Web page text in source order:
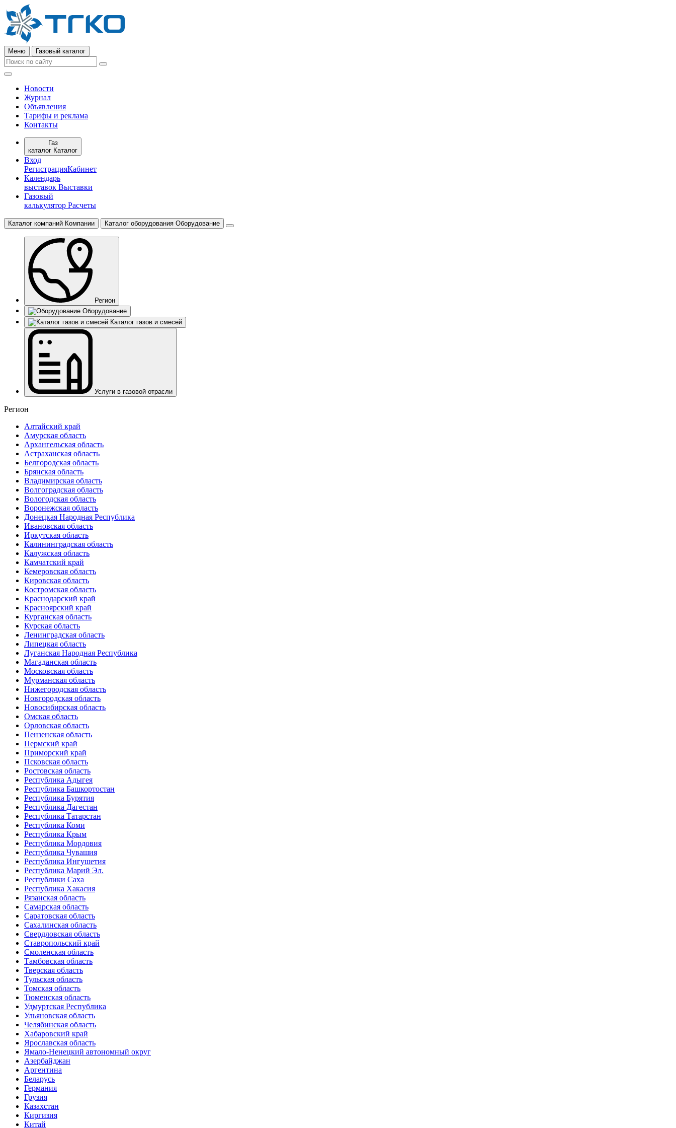
Меню Газовый каталог
Новости
Журнал
Объявления
Тарифы и реклама
Контакты
Газ
каталог Каталог
Вход
РегистрацияКабинет
Календарь
выставок Выставки
Газовый
калькулятор Расчеты
Каталог компаний Компании Каталог оборудования Оборудование
Регион
Оборудование
Каталог газов и смесей
Услуги в газовой отрасли
Регион
Алтайский край
Амурская область
Архангельская область
Астраханская область
Белгородская область
Брянская область
Владимирская область
Волгоградская область
Вологодская область
Воронежская область
Донецкая Народная Республика
Ивановская область
Иркутская область
Калининградская область
Калужская область
Камчатский край
Кемеровская область
Кировская область
Костромская область
Краснодарский край
Красноярский край
Курганская область
Курская область
Ленинградская область
Липецкая область
Луганская Народная Республика
Магаданская область
Московская область
Мурманская область
Нижегородская область
Новгородская область
Новосибирская область
Омская область
Орловская область
Пензенская область
Пермский край
Приморский край
Псковская область
Ростовская область
Республика Адыгея
Республика Башкортостан
Республика Бурятия
Республика Дагестан
Республика Татарстан
Республика Коми
Республика Крым
Республика Мордовия
Республика Чувашия
Республика Ингушетия
Республика Марий Эл.
Республики Саха
Республика Хакасия
Рязанская область
Самарская область
Саратовская область
Сахалинская область
Свердловская область
Ставропольский край
Смоленская область
Тамбовская область
Тверская область
Тульская область
Томская область
Тюменская область
Удмуртская Республика
Ульяновская область
Челябинская область
Хабаровский край
Ярославская область
Ямало-Ненецкий автономный округ
Азербайджан
Аргентина
Беларусь
Германия
Грузия
Казахстан
Киргизия
Китай